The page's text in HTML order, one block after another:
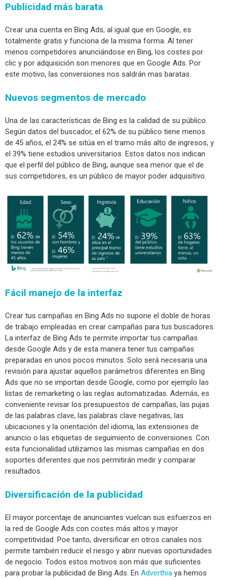
Publicidad más barata
Crear una cuenta en Bing Ads, al igual que en Google, es
totalmente gratis y funciona de la misma forma. Al tener
menos competidores anunciándose en Bing, los costes por
clic y por adquisición son menores que en Google Ads. Por
este motivo, las conversiones nos saldrán mas baratas.
Nuevos segmentos de mercado
Una de las características de Bing es la calidad de su público.
Según datos del buscador, el 62% de su público tiene menos
de 45 años, el 24% se sitúa en el tramo más alto de ingresos, y
el 39% tiene estudios universitarios. Estos datos nos indican
que el perfil del público de Bing, aunque sea menor que el de
sus competidores, es un público de mayor poder adquisitivo.
Fácil manejo de la interfaz
Crear tus campañas en Bing Ads no supone el doble de horas
de trabajo empleadas en crear campañas para tus buscadores.
La interfaz de Bing Ads te permite importar tus campañas
desde Google Ads y de esta manera tener tus campañas
preparadas en unos pocos minutos. Solo será necesaria una
revisión para ajustar aquellos parámetros diferentes en Bing
Ads que no se importan desde Google, como por ejemplo las
listas de remarketing o las reglas automatizadas. Además, es
conveniente revisar los presupuestos de campañas, las pujas
de las palabras clave, las palabras clave negativas, las
ubicaciones y la orientación del idioma, las extensiones de
anuncio o las etiquetas de seguimiento de conversiones. Con
esta funcionalidad utilizamos las mismas campañas en dos
soportes diferentes que nos permitirán medir y comparar
resultados.
Diversificación de la publicidad
El mayor porcentaje de anunciantes vuelcan sus esfuerzos en
la red de Google Ads con costes más altos y mayor
competitividad. Poe tanto, diversificar en otros canales nos
permite también reducir el riesgo y abrir nuevas oportunidades
de negocio. Todos estos motivos son más que suficientes
para probar la publicidad de Bing Ads. En Adverthia ya hemos